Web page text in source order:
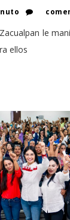
le
ellos